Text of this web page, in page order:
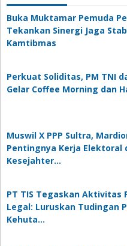
Buka Muktamar Pemuda
Tekankan Sinergi Jaga
Kamtibmas
Perkuat Soliditas, PM TNI
Gelar Coffee Morning dan
Muswil X PPP Sultra,
Pentingnya Kerja Elektoral
Kesejahter…
PT TIS Tegaskan Aktivitas
Legal: Luruskan Tudingan
Kehuta…